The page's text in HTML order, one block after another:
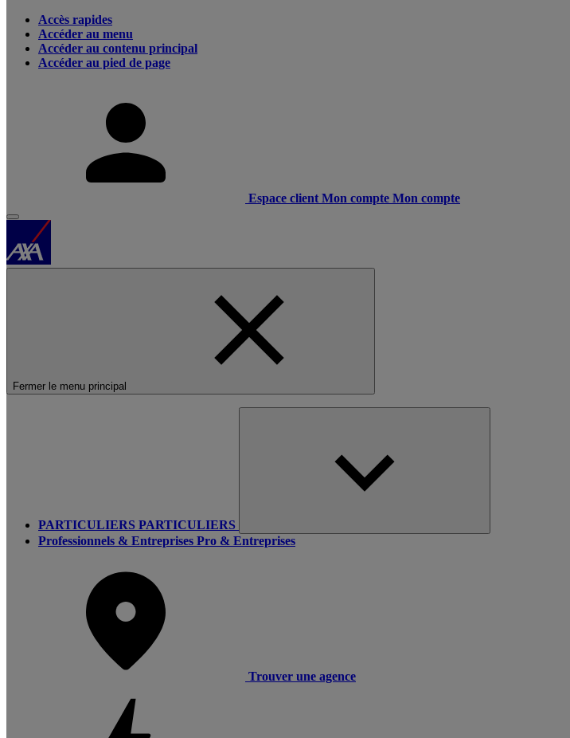
Accès rapides
Accéder au menu
Accéder au contenu principal
Accéder au pied de page
Espace client Mon compte Mon compte
Fermer le menu principal
PARTICULIERS PARTICULIERS
Professionnels & Entreprises Pro & Entreprises
Trouver une agence